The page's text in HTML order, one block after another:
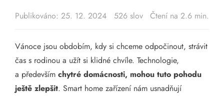
Blog
Kontakt
Publikováno: 25. 12. 2024 526 slov Čtení na 2.6 min.
Vánoce jsou obdobím, kdy si chceme odpočinout, strávit
čas s rodinou a užít si klidné chvíle. Technologie,
a především chytré domácnosti, mohou tuto pohodu
ještě zlepšit. Smart home zařízení nám usnadňují